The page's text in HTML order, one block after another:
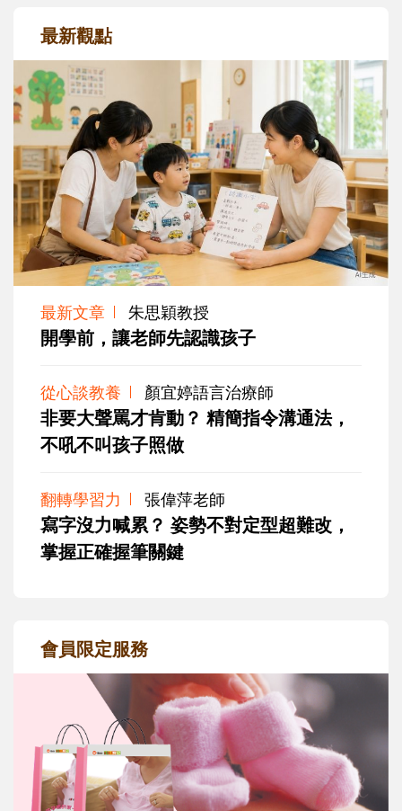
最新觀點
最新文章 朱思穎教授
開學前，讓老師先認識孩子
從心談教養 顏宜婷語言治療師
非要大聲罵才肯動？ 精簡指令溝通法，
不吼不叫孩子照做
翻轉學習力 張偉萍老師
寫字沒力喊累？ 姿勢不對定型超難改，
掌握正確握筆關鍵
會員限定服務